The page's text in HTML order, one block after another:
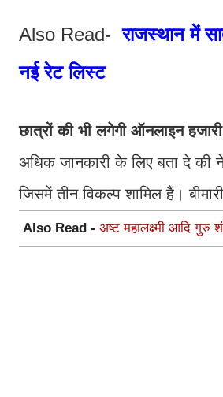
Also Read-राजस्थान में
नई रेट लिस्ट
छात्रों की भी लगेगी ऑनलाइन हजारी
अधिक जानकारी के लिए बता दे की
जिसमें तीन विकल्प शामिल हैं।
Also Read - अष्ट महालक्ष्मी आदि गुरु